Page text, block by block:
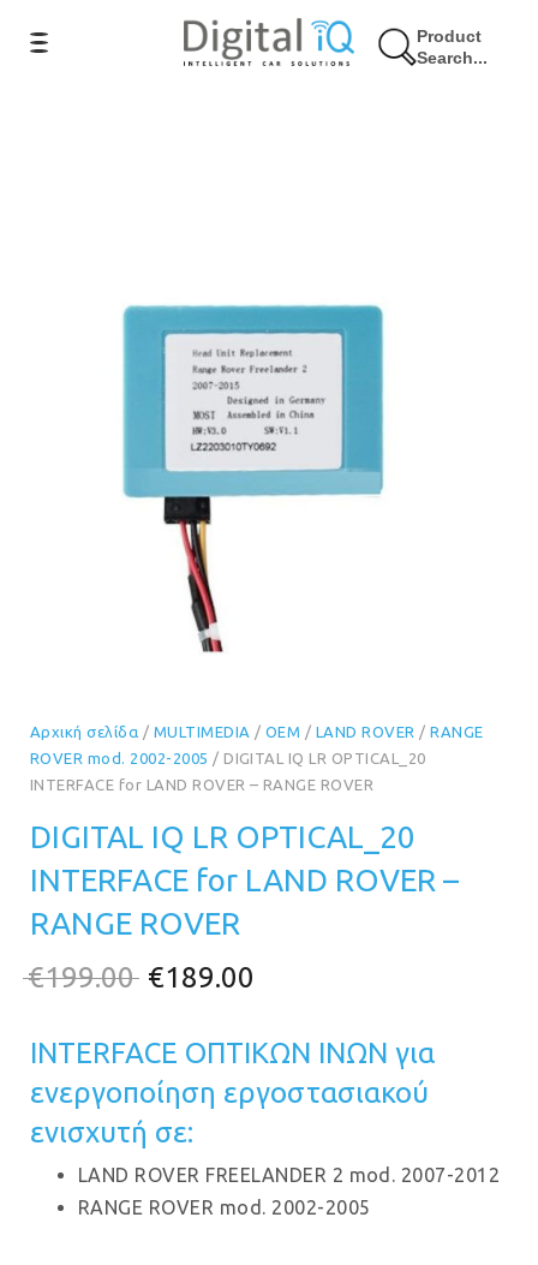
Product
Search...
Αρχική σελίδα / MULTIMEDIA / OEM / LAND ROVER /RANGE
ROVER mod. 2002-2005 / DIGITAL IQ LR OPTICAL_20
INTERFACE for LAND ROVER – RANGE ROVER
DIGITAL IQ LR OPTICAL_20
INTERFACE for LAND ROVER –
RANGE ROVER
€199.00 Original
was:
€199.00.
€189.00
τιμή
είναι:
INTERFACE ΟΠΤΙΚΩΝ ΙΝΩΝ για
ενεργοποίηση εργοστασιακού
ενισχυτή σε:
LAND ROVER FREELANDER 2 mod. 2007-2012
RANGE ROVER mod. 2002-2005